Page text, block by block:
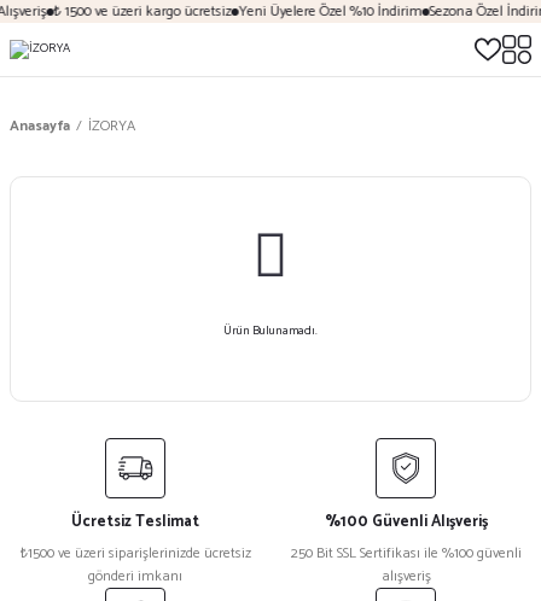
₺ 1500 ve üzeri kargo ücretsiz Yeni Üyelere Özel %10 İndirim Sezona Özel
Anasayfa İZORYA
Ürün Bulunamadı.
Ücretsiz Teslimat
₺1500 ve üzeri siparişlerinizde ücretsiz
gönderi imkanı
%100 Güvenli Alışveriş
250 Bit SSL Sertifikası ile %100 güvenli
alışveriş